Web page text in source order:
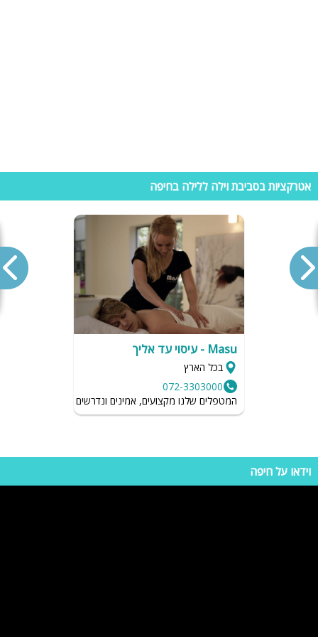
ספא, סוויטות מפנקות, מטבח מאובזר ועוד. וילות אלה מיועדות לנופש ולמגוון
חופשות ובנוסף גם למסיבות פרטיות ואירועים. חשוב לזכור שכאשר שוכרים
וילה למסיבה חשוב לדאוג שאכן היא קיימת רחוק ממקום מגורים בכדי שתוכלו
לחגוג עד אור הבוקר ללא הפרעות. מרוב האטרקציות והפינוקים שמחכים
לכם, לא תרצו לעזוב ולצאת מחוץ לווילה. אך במידה וכן, תמיד תוכלו לקפוץ
ולרחוץ בים המרהיב ולבקר במקומות בילוי בעיר.
אטרקציות בסביבת וילה ללילה בחיפה
Masu - עיסוי עד אליך
בכל הארץ
072-3303000
המטפלים שלנו מקצועים, אמינים ונדרשים לשמור על רמת
וידאו על חיפה